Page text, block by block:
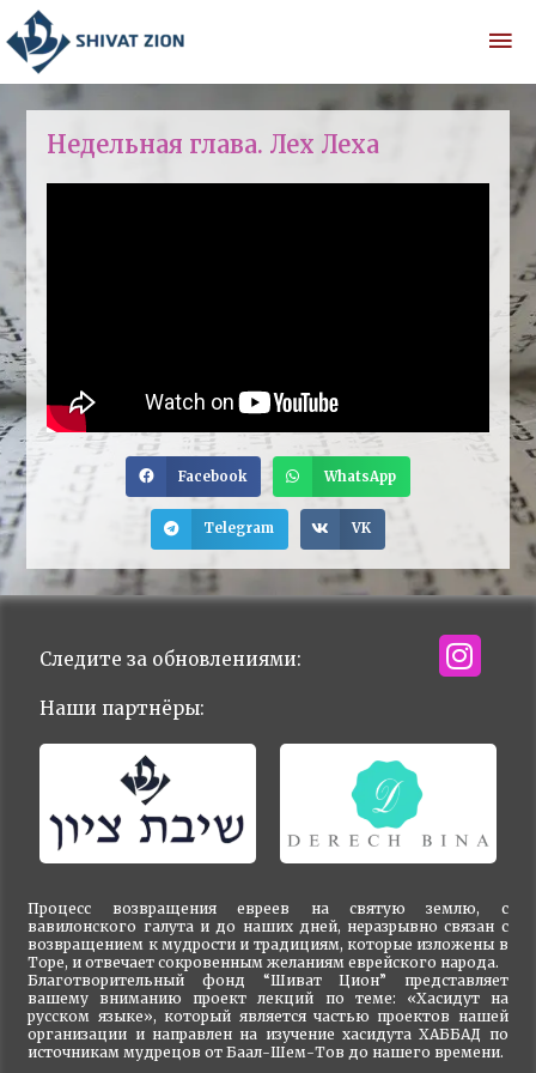
Недельная глава. Лех Леха
Facebook WhatsApp
Telegram VK
Процесс возвращения евреев на святую землю, с
вавилонского галута и до наших дней, неразрывно связан с
возвращением к мудрости и традициям, которые изложены в
Торе, и отвечает сокровенным желаниям еврейского народа.
Благотворительный фонд “Шиват Цион” представляет
вашему вниманию проект лекций по теме: «Хасидут на
русском языке», который является частью проектов нашей
организации и направлен на изучение хасидута ХАББАД по
источникам мудрецов от Баал-Шем-Тов до нашего времени.
Следите за обновлениями:
Наши партнёры: